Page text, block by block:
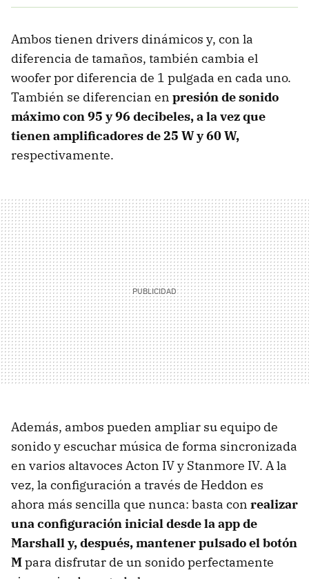
Ambos tienen drivers dinámicos y, con la
diferencia de tamaños, también cambia el
woofer por diferencia de 1 pulgada en cada uno.
También se diferencian en presión de sonido
máximo con 95 y 96 decibeles, a la vez que
tienenamplificadores de 25 W y 60 W,
respectivamente.
Además, ambos pueden ampliar su equipo de
sonido y escuchar música de forma sincronizada
en varios altavoces Acton IV y Stanmore IV. A la
vez, la configuración a través de Heddon es
ahora más sencilla que nunca: basta con realizar
una configuración inicial desde la app de
Marshall y, después, mantener pulsado el botón
Mpara disfrutar de un sonido perfectamente